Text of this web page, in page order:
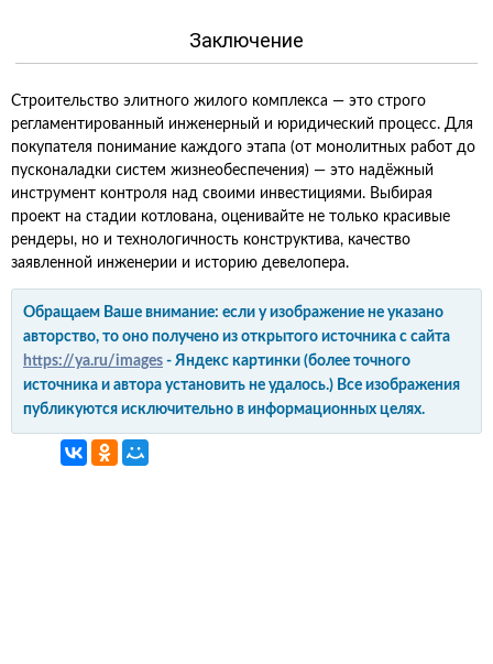
Заключение
Строительство элитного жилого комплекса — это строго
регламентированный инженерный и юридический процесс. Для
покупателя понимание каждого этапа (от монолитных работ до
пусконаладки систем жизнеобеспечения) — это надёжный
инструмент контроля над своими инвестициями. Выбирая
проект на стадии котлована, оценивайте не только красивые
рендеры, но и технологичность конструктива, качество
заявленной инженерии и историю девелопера.
Обращаем Ваше внимание: если у изображение не указано
авторство, то оно получено из открытого источника с сайта
https://ya.ru/images - Яндекс картинки (более точного
источника и автора установить не удалось.) Все изображения
публикуются исключительно в информационных целях.